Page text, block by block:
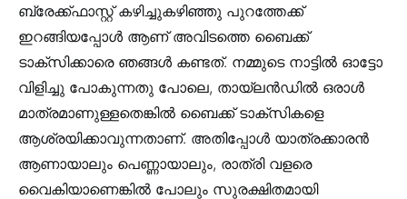
ബ്രേക്ക്ഫാസ്റ്റ് കഴിച്ചുകഴിഞ്ഞു പുറത്തേക്ക്
ഇറങ്ങിയപ്പോൾ ആണ് അവിടത്തെ ബൈക്ക്
ടാക്സിക്കാരെ ഞങ്ങൾ കണ്ടത്. നമ്മുടെ നാട്ടിൽ ഓട്ടോ
വിളിച്ചു പോകുന്നതു പോലെ, തായ്‌ലൻഡിൽ ഒരാൾ
മാത്രമാണുള്ളതെങ്കിൽ ബൈക്ക് ടാക്സികളെ
ആശ്രയിക്കാവുന്നതാണ്. അതിപ്പോൾ യാത്രക്കാരൻ
ആണായാലും പെണ്ണായാലും, രാത്രി വളരെ
വൈകിയാണെങ്കിൽ പോലും സുരക്ഷിതമായി